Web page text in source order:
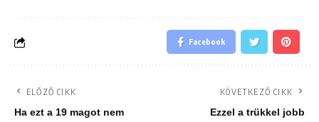
Facebook
ELŐZŐ CIKK
Ha ezt a 19 magot nem
KÖVETKEZŐ CIKK
Ezzel a trükkel jobb